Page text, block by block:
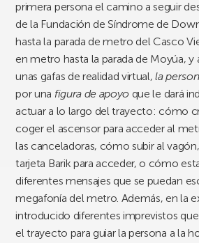
primera persona el camino a seguir
de la Fundación de Síndrome de
hasta la parada de metro del Casco
en metro hasta la parada de Moyúa, y
unas gafas de realidad virtual,la
por una figura de apoyo que le dará
actuar a lo largo del trayecto: cómo
coger el ascensor para acceder al
las canceladoras, cómo subir al
tarjeta Barik para acceder, o cómo
diferentes mensajes que se puedan
megafonía del metro. Además, en la
introducido diferentes imprevistos
el trayecto para guiar la persona a la